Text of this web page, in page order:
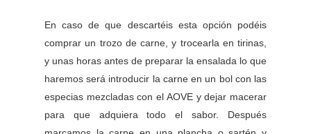
En caso de que descartéis esta opción podéis
comprar un trozo de carne, y trocearla en tirinas,
y unas horas antes de preparar la ensalada lo que
haremos será introducir la carne en un bol con las
especias mezcladas con el AOVE y dejar macerar
para que adquiera todo el sabor. Después